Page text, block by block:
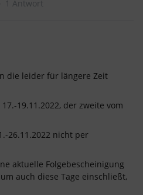
1 Antwort
die leider für längere Zeit
19.11.2022, der zweite vom
26.11.2022 nicht per
aktuelle Folgebescheinigung
auch diese Tage einschließt,